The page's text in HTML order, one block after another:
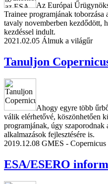
Az Európai
Trainee programjának
tavaly novemberben kezdődött,
kezdéssel indult.
2021.02.05 Álmuk a világűr
Tanuljon
Ahogy egyre több
válik elérhetővé, köszönhetően
programjának, úgy szaporodnak
alkalmazások fejlesztésére is.
2019.12.08 GMES - Copernicus
ESA/ESERO